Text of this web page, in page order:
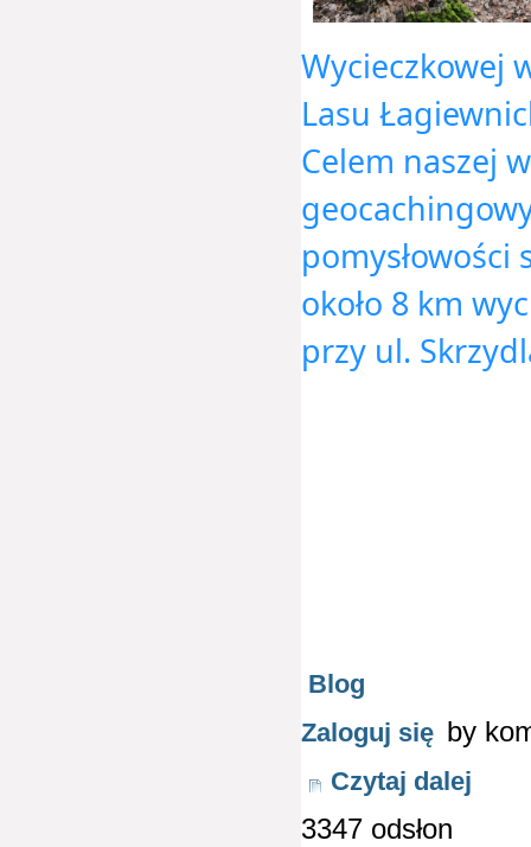
Wycieczkowej
Lasu
Celem naszej
pomysłowości
około 8 km
przy ul.
Blog
Zaloguj się by
Czytaj dalej
3347 odsłon